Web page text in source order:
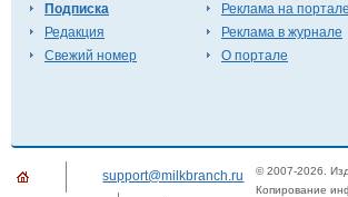
Подписка
Редакция
Свежий номер
Реклама на портале
Реклама в журнале
О портале
support@milkbranch.ru © 2007-2026.
Копирование